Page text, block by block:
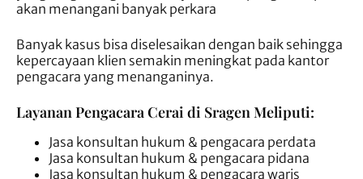
akan menangani banyak perkara
Banyak kasus bisa diselesaikan dengan baik sehingga
kepercayaan klien semakin meningkat pada kantor
pengacara yang menanganinya.
Layanan Pengacara Cerai di Sragen Meliputi:
Jasa konsultan hukum & pengacara perdata
Jasa konsultan hukum & pengacara pidana
Jasa konsultan hukum & pengacara waris